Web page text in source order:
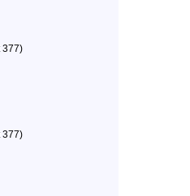
377)
377)